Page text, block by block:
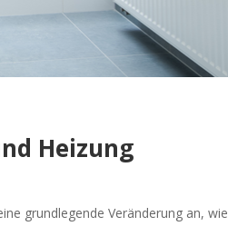
Heizung
grundlegende Veränderung an, wie